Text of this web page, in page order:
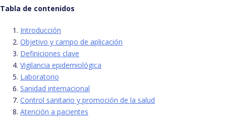
Tabla de contenidos
Introducción
Objetivo y campo de aplicación
Definiciones clave
Vigilancia epidemiológica
Laboratorio
Sanidad internacional
Control sanitario y promoción de la salud
Atención a pacientes